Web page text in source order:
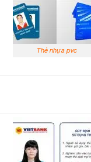
Thẻ nhựa pvc